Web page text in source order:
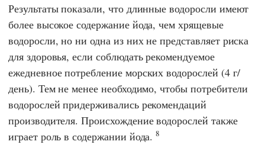
Результаты показали, что длинные водоросли имеют
более высокое содержание йода, чем хрящевые
водоросли, но ни одна из них не представляет риска
для здоровья, если соблюдать рекомендуемое
ежедневное потребление морских водорослей (4 г/
день). Тем не менее необходимо, чтобы потребители
водорослей придерживались рекомендаций
производителя. Происхождение водорослей также
играет роль в содержании йода.8